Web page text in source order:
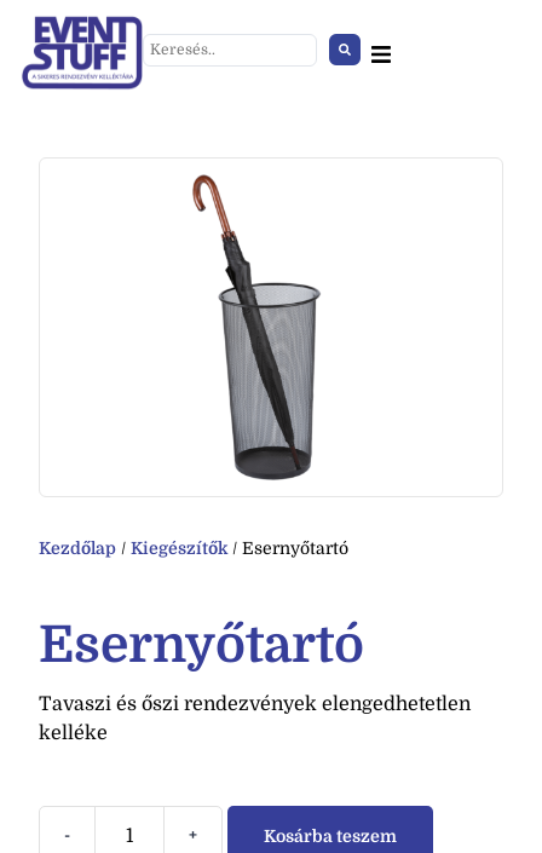
Kezdőlap / Kiegészítők / Esernyőtartó
Esernyőtartó
Tavaszi és őszi rendezvények elengedhetetlen
kelléke
- + Kosárba teszem
Pokróc fehér
HOZZÁAD